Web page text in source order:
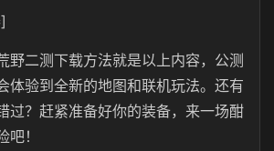
野二测下载方法就是以上内容，公测
体验到全新的地图和联机玩法。还有
过？赶紧准备好你的装备，来一场酣
！